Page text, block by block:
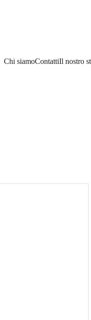
Chi siamoContattiIl nostro